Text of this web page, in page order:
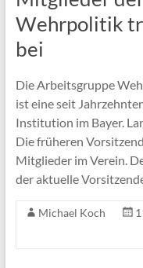
Wehrpolitik
bei
Die Arbeitsgruppe
ist eine seit
Institution im Bayer.
Die früheren
Mitglieder im Verein.
der aktuelle
Michael Koch